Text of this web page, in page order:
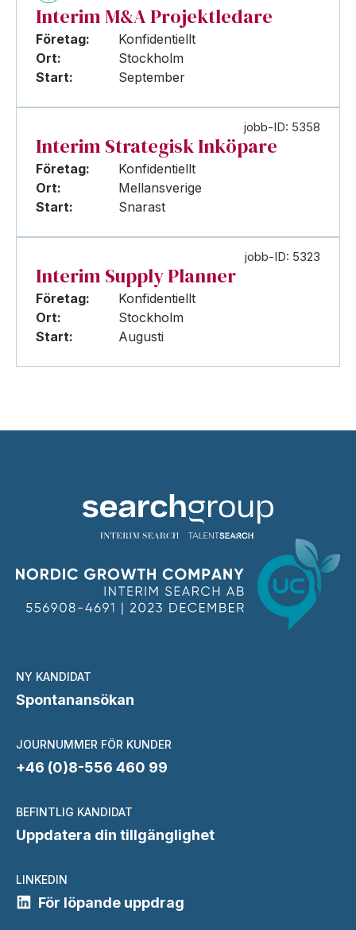
Interim M&A Projektledare
Företag:
Konfidentiellt
Ort:
Stockholm
Start:
September
jobb-ID: 5358
Interim Strategisk Inköpare
Företag:
Konfidentiellt
Ort:
Mellansverige
Start:
Snarast
jobb-ID: 5323
Interim Supply Planner
Företag:
Konfidentiellt
Ort:
Stockholm
Start:
Augusti
NY KANDIDAT
Spontanansökan
JOURNUMMER FÖR KUNDER
+46 (0)8-556 460 99
BEFINTLIG KANDIDAT
Uppdatera din tillgänglighet
LINKEDIN
För löpande uppdrag